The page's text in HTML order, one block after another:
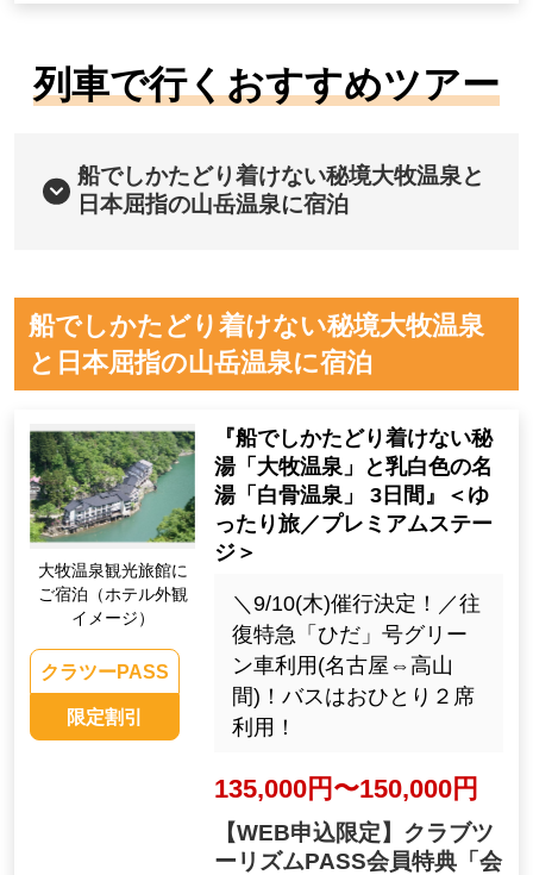
列車で行くおすすめツアー
船でしかたどり着けない秘境大牧温泉と
日本屈指の山岳温泉に宿泊
船でしかたどり着けない秘境大牧温泉
と日本屈指の山岳温泉に宿泊
大牧温泉観光旅館に
ご宿泊（ホテル外観
イメージ）
クラツーPASS
限定割引
『船でしかたどり着けない秘
湯「大牧温泉」と乳白色の名
湯「白骨温泉」 3日間』＜ゆ
ったり旅／プレミアムステー
ジ＞
＼9/10(木)催行決定！／往
復特急「ひだ」号グリー
ン車利用(名古屋⇔高山
間)！バスはおひとり２席
利用！
135,000円〜150,000円
【WEB申込限定】クラブツ
ーリズムPASS会員特典「会